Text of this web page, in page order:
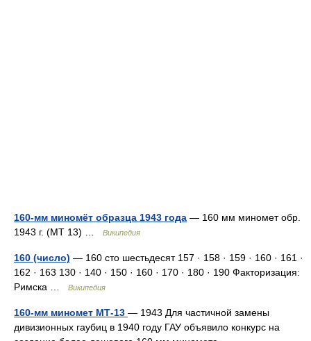
160-мм миномёт образца 1943 года — 160 мм миномет обр.
1943 г. (МТ 13) …
Википедия
160 (число) — 160 сто шестьдесят 157 · 158 · 159 · 160 · 161 ·
162 · 163 130 · 140 · 150 · 160 · 170 · 180 · 190 Факторизация:
Римска …
Википедия
160-мм миномет МТ-13 — 1943 Для частичной замены
дивизионных гаубиц в 1940 году ГАУ объявило конкурс на